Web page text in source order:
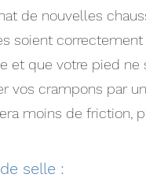
de nouvelles
soient
et que votre pied
vos crampons par
moins de friction,
selle :